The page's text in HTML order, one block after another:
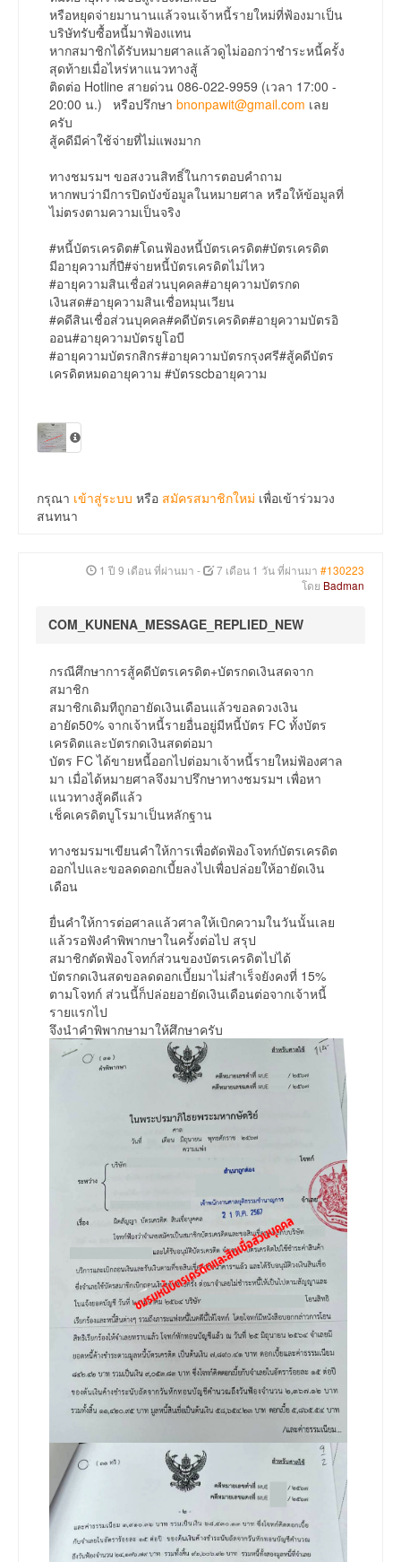
หรือหยุดจ่ายมานานแล้วจนเจ้าหนี้รายใหม่ที่ฟ้องมาเป็น
บริษัทรับซื้อหนี้มาฟ้องแทน
หากสมาชิกได้รับหมายศาลแล้วดูไม่ออกว่าชำระหนี้ครั้ง
สุดท้ายเมื่อไหร่หาแนวทางสู้
ติดต่อ Hotline สายด่วน 086-022-9959 (เวลา 17:00 -
20:00 น.) หรือปรึกษา bnonpawit@gmail.com เลย
ครับ
สู้คดีมีค่าใช้จ่ายที่ไม่แพงมาก
ทางชมรมฯ ขอสงวนสิทธิ์ในการตอบคำถาม
หากพบว่ามีการปิดบังข้อมูลในหมายศาล หรือให้ข้อมูลที่
ไม่ตรงตามความเป็นจริง
#หนี้บัตรเครดิต#โดนฟ้องหนี้บัตรเครดิต#บัตรเครดิต
มีอายุความกี่ปี#จ่ายหนี้บัตรเครดิตไม่ไหว
#อายุความสินเชื่อส่วนบุคคล#อายุความบัตรกด
เงินสด#อายุความสินเชื่อหมุนเวียน
#คดีสินเชื่อส่วนบุคคล#คดีบัตรเครดิต#อายุความบัตรอิ
ออน#อายุความบัตรยูโอบี
#อายุความบัตรกสิกร#อายุความบัตรกรุงศรี#สู้คดีบัตร
เครดิตหมดอายุความ #บัตรscbอายุความ
กรุณา เข้าสู่ระบบ หรือ สมัครสมาชิกใหม่ เพื่อเข้าร่วมวง
สนทนา
1 ปี 9 เดือน ที่ผ่านมา - 7 เดือน 1 วัน ที่ผ่านมา #130223
โดย Badman
COM_KUNENA_MESSAGE_REPLIED_NEW
กรณีศึกษาการสู้คดีบัตรเครดิต+บัตรกดเงินสดจาก
สมาชิก
สมาชิกเดิมทีถูกอายัดเงินเดือนแล้วขอลดวงเงิน
อายัด50% จากเจ้าหนี้รายอื่นอยู่มีหนี้บัตร FC ทั้งบัตร
เครดิตและบัตรกดเงินสดต่อมา
บัตร FC ได้ขายหนี้ออกไปต่อมาเจ้าหนี้รายใหม่ฟ้องศาล
มา เมื่อได้หมายศาลจึงมาปรึกษาทางชมรมฯ เพื่อหา
แนวทางสู้คดีแล้ว
เช็คเครดิตบูโรมาเป็นหลักฐาน
ทางชมรมฯเขียนคำให้การเพื่อตัดฟ้องโจทก์บัตรเครดิต
ออกไปและขอลดดอกเบี้ยลงไปเพื่อปล่อยให้อายัดเงิน
เดือน
ยื่นคำให้การต่อศาลแล้วศาลให้เบิกความในวันนั้นเลย
แล้วรอฟังคำพิพากษาในครั้งต่อไป สรุป
สมาชิกตัดฟ้องโจทก์ส่วนของบัตรเครดิตไปได้
บัตรกดเงินสดขอลดดอกเบี้ยมาไม่สำเร็จยังคงที่ 15%
ตามโจทก์ ส่วนนี้ก็ปล่อยอายัดเงินเดือนต่อจากเจ้าหนี้
รายแรกไป
จึงนำคำพิพากษามาให้ศึกษาครับ